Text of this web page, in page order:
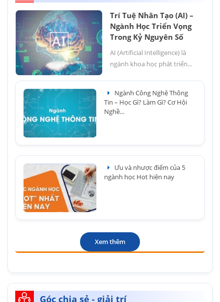
Trí Tuệ Nhân Tạo (AI) –
Ngành Học Triển Vọng
Trong Kỷ Nguyên Số
AI (Artificial Intelligence) là
ngành khoa học phát triển...
Ngành Công Nghệ Thông
Tin – Học Gì? Làm Gì? Cơ Hội
Nghề...
Ưu và nhược điểm của 5
ngành học Hot hiện nay
Xem thêm
Góc chia sẻ - giải trí